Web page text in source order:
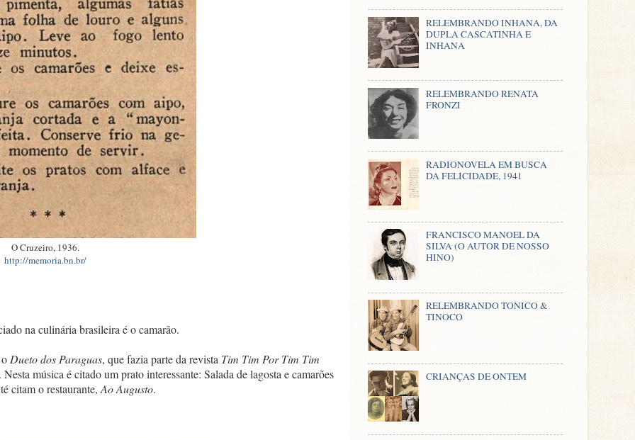
O Cruzeiro, 1936.
http://memoria.bn.br/
na culinária brasileira é o camarão.
Dueto dos Paraguas, que fazia parte da revista Tim Tim Por Tim Tim
música é citado um prato interessante: Salada de lagosta e camarões
citam o restaurante, Ao Augusto.
RELEMBRANDO INHANA, DA
DUPLA CASCATINHA E
INHANA
RELEMBRANDO RENATA
FRONZI
RADIONOVELA EM BUSCA
DA FELICIDADE, 1941
FRANCISCO MANOEL DA
SILVA (O AUTOR DE NOSSO
HINO)
RELEMBRANDO TONICO &
TINOCO
CRIANÇAS DE ONTEM